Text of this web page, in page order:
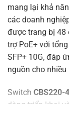
mang lại khả
các doanh
được trang bị 48
trợ PoE+ với
SFP+ 10G, đáp
nguồn cho
Switch CBS220-
dàng triển khai